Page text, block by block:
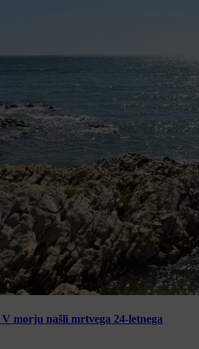
morju našli mrtvega 24-letnega